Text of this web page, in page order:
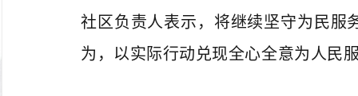
社区负责人表示，将继续坚守为民服
为，以实际行动兑现全心全意为人民